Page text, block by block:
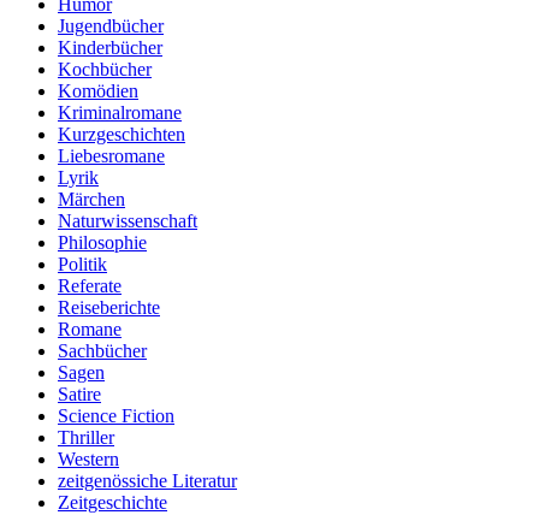
Humor
Jugendbücher
Kinderbücher
Kochbücher
Komödien
Kriminalromane
Kurzgeschichten
Liebesromane
Lyrik
Märchen
Naturwissenschaft
Philosophie
Politik
Referate
Reiseberichte
Romane
Sachbücher
Sagen
Satire
Science Fiction
Thriller
Western
zeitgenössiche Literatur
Zeitgeschichte